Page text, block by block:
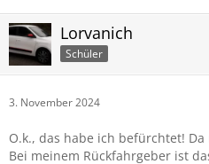
Lorvanich
Schüler
3. November 2024
O.k., das habe ich befürchtet!
Bei meinem Rückfahrgeber ist